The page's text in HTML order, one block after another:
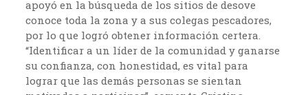
apoyó en la búsqueda de los sitios de desove
conoce toda la zona y a sus colegas pescadores,
por lo que logró obtener información certera.
“Identificar a un líder de la comunidad y ganarse
su confianza, con honestidad, es vital para
lograr que las demás personas se sientan